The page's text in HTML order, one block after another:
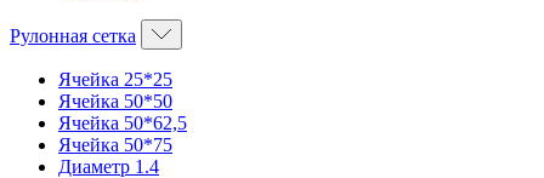
Рулонная сетка
Ячейка 25*25
Ячейка 50*50
Ячейка 50*62,5
Ячейка 50*75
Диаметр 1.4